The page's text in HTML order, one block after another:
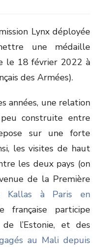
années, une relation
construite entre
sur une forte
les visites de haut
les deux pays (on
de la Première
à Paris en
française participe
l’Estonie, et des
au Mali depuis